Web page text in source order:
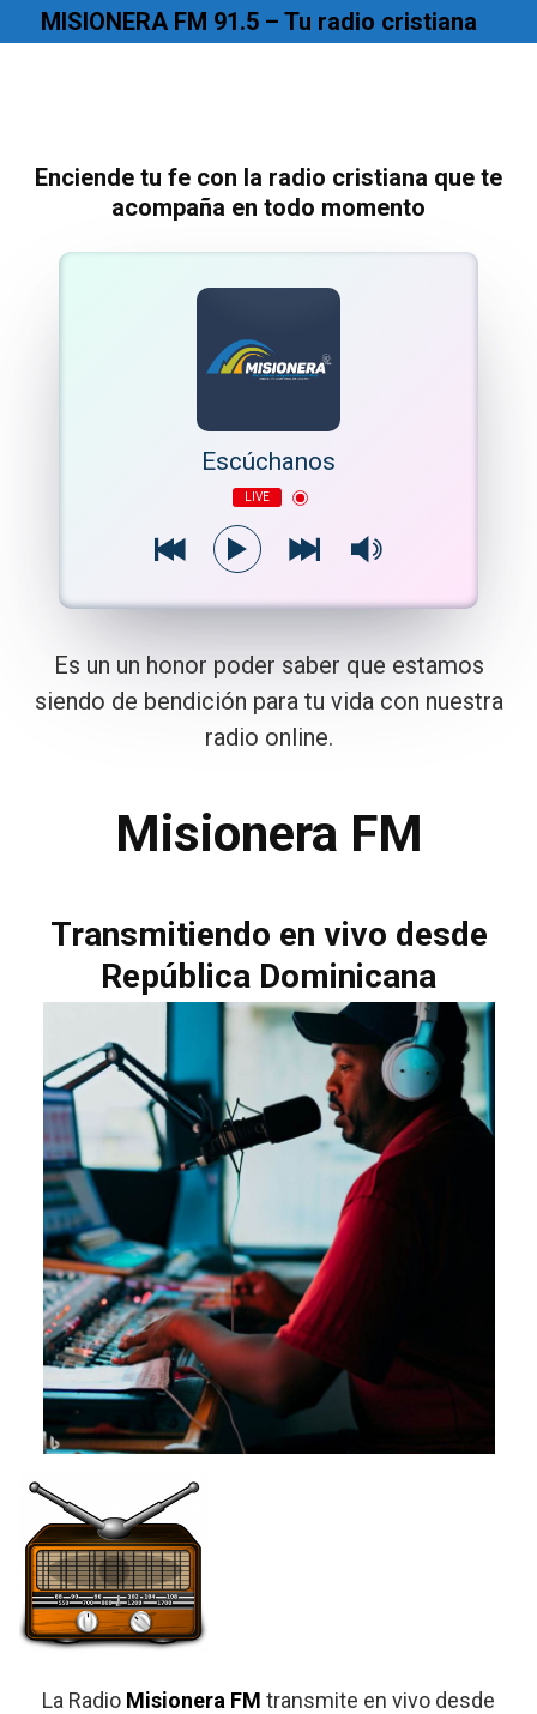
Saltar
al
MISIONERA FM 91.5 – Tu radio cristiana
Enciende tu fe con la radio cristiana que te
acompaña en todo momento
Escúchanos
LIVE
Es un un honor poder saber que estamos
siendo de bendición para tu vida con nuestra
radio online.
Misionera FM
Transmitiendo en vivo desde
República Dominicana
La Radio Misionera FM transmite en vivo desde